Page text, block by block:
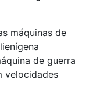
máquinas de
de guerra
velocidades